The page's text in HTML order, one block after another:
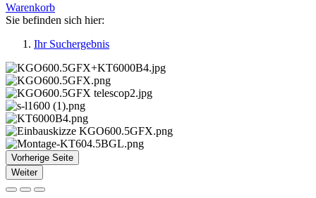
Warenkorb
Sie befinden sich hier:
Ihr Suchergebnis
Vorherige Seite
Weiter